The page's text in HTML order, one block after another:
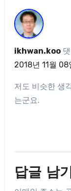
ikhwan.koo
2018년 11월 08
저도 비슷한 생
는군요.
답글 남